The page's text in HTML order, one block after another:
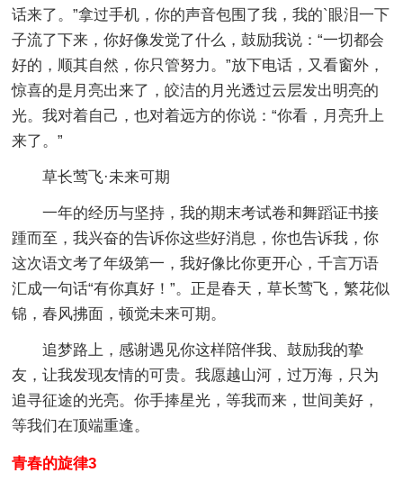
话来了。”拿过手机，你的声音包围了我，我的`眼泪一下
子流了下来，你好像发觉了什么，鼓励我说：“一切都会
好的，顺其自然，你只管努力。”放下电话，又看窗外，
惊喜的是月亮出来了，皎洁的月光透过云层发出明亮的
光。我对着自己，也对着远方的你说：“你看，月亮升上
来了。”
草长莺飞·未来可期
一年的经历与坚持，我的期末考试卷和舞蹈证书接
踵而至，我兴奋的告诉你这些好消息，你也告诉我，你
这次语文考了年级第一，我好像比你更开心，千言万语
汇成一句话“有你真好！”。正是春天，草长莺飞，繁花似
锦，春风拂面，顿觉未来可期。
追梦路上，感谢遇见你这样陪伴我、鼓励我的挚
友，让我发现友情的可贵。我愿越山河，过万海，只为
追寻征途的光亮。你手捧星光，等我而来，世间美好，
等我们在顶端重逢。
青春的旋律3